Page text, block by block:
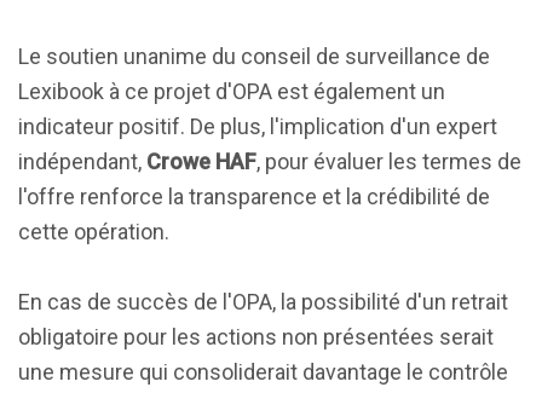
Le soutien unanime du conseil de surveillance de
Lexibook à ce projet d'OPA est également un
indicateur positif. De plus, l'implication d'un expert
indépendant, Crowe HAF, pour évaluer les termes de
l'offre renforce la transparence et la crédibilité de
cette opération.
En cas de succès de l'OPA, la possibilité d'un retrait
obligatoire pour les actions non présentées serait
une mesure qui consoliderait davantage le contrôle